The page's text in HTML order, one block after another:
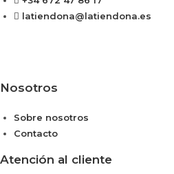
latiendona@latiendona.es
Nosotros
Sobre nosotros
Contacto
Atención al cliente